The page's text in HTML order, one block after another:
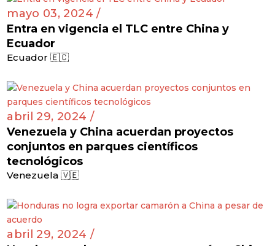
mayo 03, 2024 /
Entra en vigencia el TLC entre China y
Ecuador
Ecuador 🇪🇨
abril 29, 2024 /
Venezuela y China acuerdan proyectos
conjuntos en parques científicos
tecnológicos
Venezuela 🇻🇪
abril 29, 2024 /